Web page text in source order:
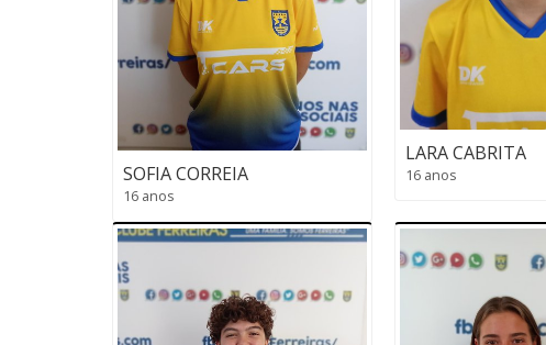
SOFIA CORREIA
16 anos
LARA CABRITA
16 anos